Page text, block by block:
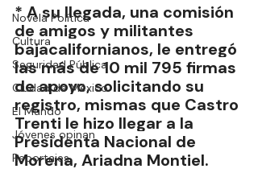
Novela Política
Cultura
Seguridad Pública
Ciudad de México
El Mundo
Jóvenes opinan
Reportajes
* A su llegada, una comisión
de amigos y militantes
bajacalifornianos, le entregó
las más de 10 mil 795 firmas
de apoyo, solicitando su
registro, mismas que Castro
Trenti le hizo llegar a la
Presidenta Nacional de
Morena, Ariadna Montiel.